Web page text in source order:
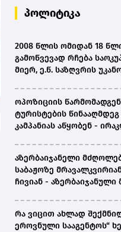
პოლიტიკა
2008 წლის ომიდან 18
გამოწვევად რჩება
მიერ, ე.წ. საზღვრის
ენაზე განათლების
სახალხო დამცველი
ოპოზიციის
ტურისტების
კამპანიას აწყობენ -
აზერბაიჯანელი
საბაჟოზე
ჩივიან - აზერბაიჯანული
რა ვიცით ახლად
ეროვნული სააგენტოს“